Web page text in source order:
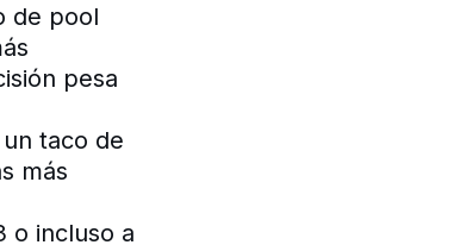
de pool
pesa
taco de
más
o incluso a